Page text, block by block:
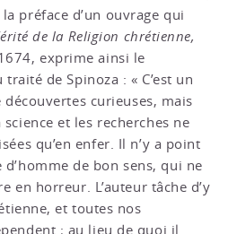
préface d’un ouvrage qui
de la Religion chrétienne,
exprime ainsi le
de Spinoza : « C’est un
curieuses, mais
et les recherches ne
qu’en enfer. Il n’y a point
de bon sens, qui ne
en horreur. L’auteur tâche d’y
et toutes nos
; au lieu de quoi il